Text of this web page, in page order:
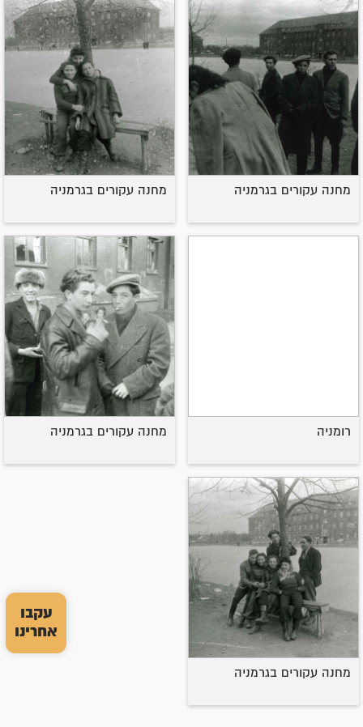
עקבו
אחרינו
מחנה עקורים בגרמניה מחנה עקורים בגרמניה
רומניה מחנה עקורים בגרמניה
מחנה עקורים בגרמניה